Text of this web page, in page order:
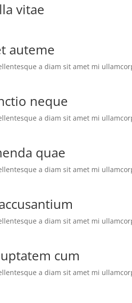
vitae
auteme
a diam sit amet mi
neque
a diam sit amet mi
quae
a diam sit amet mi
a diam sit amet mi
cum
a diam sit amet mi